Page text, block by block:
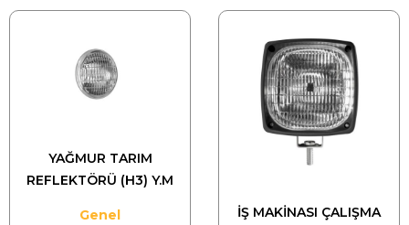
YAĞMUR TARIM
REFLEKTÖRÜ (H3) Y.M
Genel
İŞ MAKİNASI ÇALIŞMA